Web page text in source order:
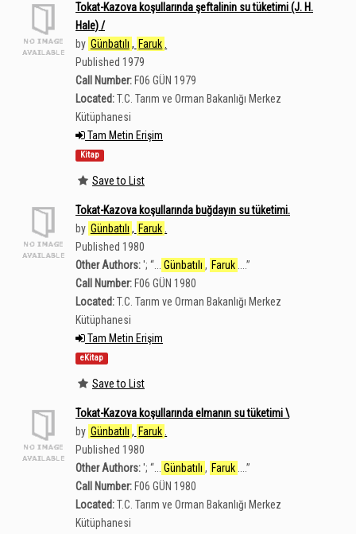
Tokat-Kazova koşullarında şeftalinin su tüketimi (J. H.
Hale) /
by Günbatılı , Faruk
Published 1979
Call Number: F06 GÜN 1979
Located:T.C. Tarım ve Orman Bakanlığı Merkez
Kütüphanesi
Tam Metin Erişim
Kitap
Save to List
Tokat-Kazova koşullarında buğdayın su tüketimi.
by Günbatılı , Faruk
Published 1980
Other Authors:'; “ Günbatılı , Faruk ....”
Call Number: F06 GÜN 1980
Located:T.C. Tarım ve Orman Bakanlığı Merkez
Kütüphanesi
Tam Metin Erişim
eKitap
Save to List
Tokat-Kazova koşullarında elmanın su tüketimi \
by Günbatılı , Faruk
Published 1980
Other Authors:'; “ Günbatılı , Faruk ....”
Call Number: F06 GÜN 1980
Located:T.C. Tarım ve Orman Bakanlığı Merkez
Kütüphanesi